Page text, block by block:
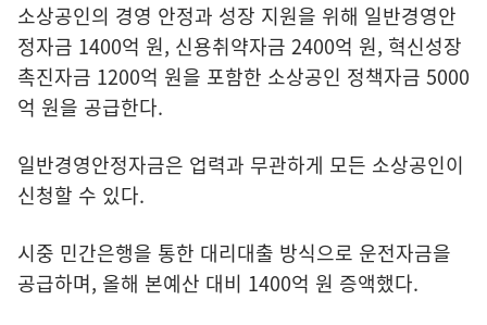
소상공인의 경영 안정과 성장 지원을 위해 일반경영안
정자금 1400억 원, 신용취약자금 2400억 원, 혁신성장
촉진자금 1200억 원을 포함한 소상공인 정책자금 5000
억 원을 공급한다.
일반경영안정자금은 업력과 무관하게 모든 소상공인이
신청할 수 있다.
시중 민간은행을 통한 대리대출 방식으로 운전자금을
공급하며, 올해 본예산 대비 1400억 원 증액했다.